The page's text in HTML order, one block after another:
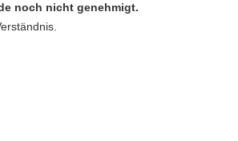
noch nicht genehmigt.